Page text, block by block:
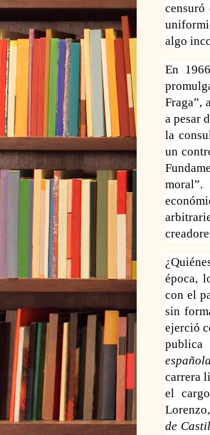
algo
En
Fraga”,
a pesar
la
un
época,
con el
sin
ejerció
publica
española
carrera
el
de